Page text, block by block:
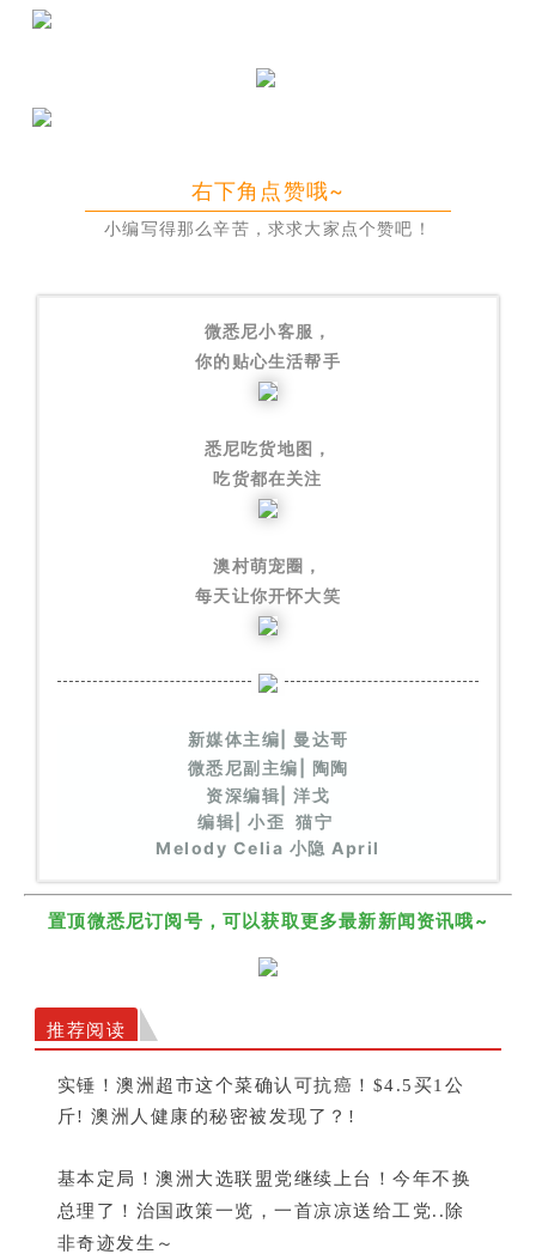
右下角点赞哦~
小编写得那么辛苦，求求大家点个赞吧！
微悉尼小客服，
你的贴心生活帮手
悉尼吃货地图，
吃货都在关注
澳村萌宠圈，
每天让你开怀大笑
新媒体主编| 曼达哥
微悉尼副主编| 陶陶
资深编辑| 洋戈
编辑| 小歪 猫宁
Melody Celia 小隐 April
置顶微悉尼订阅号，可以获取更多最新新闻资讯哦~
推荐阅读
实锤！澳洲超市这个菜确认可抗癌！$4.5买1公
斤! 澳洲人健康的秘密被发现了？!
基本定局！澳洲大选联盟党继续上台！今年不换
总理了！治国政策一览，一首凉凉送给工党..除
非奇迹发生～